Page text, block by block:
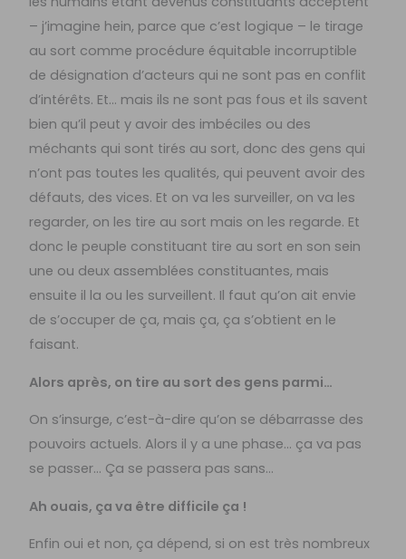
– j’imagine hein, parce que c’est logique – le tirage
au sort comme procédure équitable incorruptible
de désignation d’acteurs qui ne sont pas en conflit
d’intérêts. Et… mais ils ne sont pas fous et ils savent
bien qu’il peut y avoir des imbéciles ou des
méchants qui sont tirés au sort, donc des gens qui
n’ont pas toutes les qualités, qui peuvent avoir des
défauts, des vices. Et on va les surveiller, on va les
regarder, on les tire au sort mais on les regarde. Et
donc le peuple constituant tire au sort en son sein
une ou deux assemblées constituantes, mais
ensuite il la ou les surveillent. Il faut qu’on ait envie
de s’occuper de ça, mais ça, ça s’obtient en le
faisant.
Alors après, on tire au sort des gens parmi…
On s’insurge, c’est-à-dire qu’on se débarrasse des
pouvoirs actuels. Alors il y a une phase… ça va pas
se passer… Ça se passera pas sans…
Ah ouais, ça va être difficile ça !
Enfin oui et non, ça dépend, si on est très nombreux